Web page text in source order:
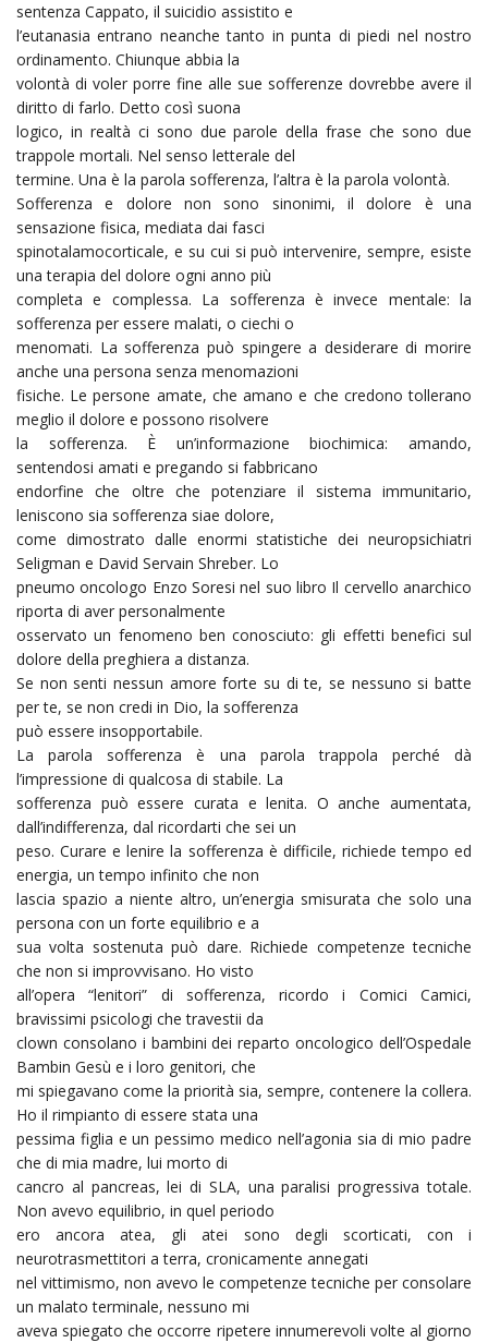
sentenza Cappato, il suicidio assistito e
l’eutanasia entrano neanche tanto in punta di piedi nel nostro
ordinamento. Chiunque abbia la
volontà di voler porre fine alle sue sofferenze dovrebbe avere il
diritto di farlo. Detto così suona
logico, in realtà ci sono due parole della frase che sono due
trappole mortali. Nel senso letterale del
termine. Una è la parola sofferenza, l’altra è la parola volontà.
Sofferenza e dolore non sono sinonimi, il dolore è una
sensazione fisica, mediata dai fasci
spinotalamocorticale, e su cui si può intervenire, sempre, esiste
una terapia del dolore ogni anno più
completa e complessa. La sofferenza è invece mentale: la
sofferenza per essere malati, o ciechi o
menomati. La sofferenza può spingere a desiderare di morire
anche una persona senza menomazioni
fisiche. Le persone amate, che amano e che credono tollerano
meglio il dolore e possono risolvere
la sofferenza. È un’informazione biochimica: amando,
sentendosi amati e pregando si fabbricano
endorfine che oltre che potenziare il sistema immunitario,
leniscono sia sofferenza siae dolore,
come dimostrato dalle enormi statistiche dei neuropsichiatri
Seligman e David Servain Shreber. Lo
pneumo oncologo Enzo Soresi nel suo libro Il cervello anarchico
riporta di aver personalmente
osservato un fenomeno ben conosciuto: gli effetti benefici sul
dolore della preghiera a distanza.
Se non senti nessun amore forte su di te, se nessuno si batte
per te, se non credi in Dio, la sofferenza
può essere insopportabile.
La parola sofferenza è una parola trappola perché dà
l’impressione di qualcosa di stabile. La
sofferenza può essere curata e lenita. O anche aumentata,
dall’indifferenza, dal ricordarti che sei un
peso. Curare e lenire la sofferenza è difficile, richiede tempo ed
energia, un tempo infinito che non
lascia spazio a niente altro, un’energia smisurata che solo una
persona con un forte equilibrio e a
sua volta sostenuta può dare. Richiede competenze tecniche
che non si improvvisano. Ho visto
all’opera “lenitori” di sofferenza, ricordo i Comici Camici,
bravissimi psicologi che travestii da
clown consolano i bambini dei reparto oncologico dell’Ospedale
Bambin Gesù e i loro genitori, che
mi spiegavano come la priorità sia, sempre, contenere la collera.
Ho il rimpianto di essere stata una
pessima figlia e un pessimo medico nell’agonia sia di mio padre
che di mia madre, lui morto di
cancro al pancreas, lei di SLA, una paralisi progressiva totale.
Non avevo equilibrio, in quel periodo
ero ancora atea, gli atei sono degli scorticati, con i
neurotrasmettitori a terra, cronicamente annegati
nel vittimismo, non avevo le competenze tecniche per consolare
un malato terminale, nessuno mi
aveva spiegato che occorre ripetere innumerevoli volte al giorno